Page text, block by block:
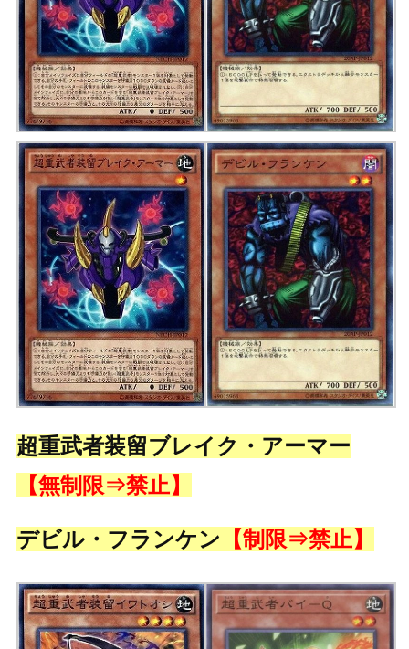
超重武者装留ブレイク・アーマー
【無制限⇒禁止】
デビル・フランケン 【制限⇒禁止】